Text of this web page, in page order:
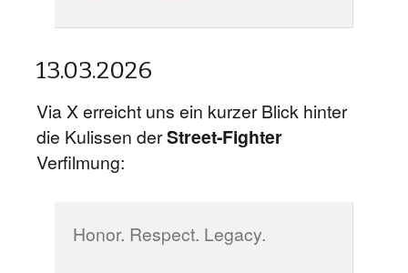
13.03.2026
Via X erreicht uns ein kurzer Blick hinter
die Kulissen derStreet-Fighter
Verfilmung:
Honor. Respect. Legacy.